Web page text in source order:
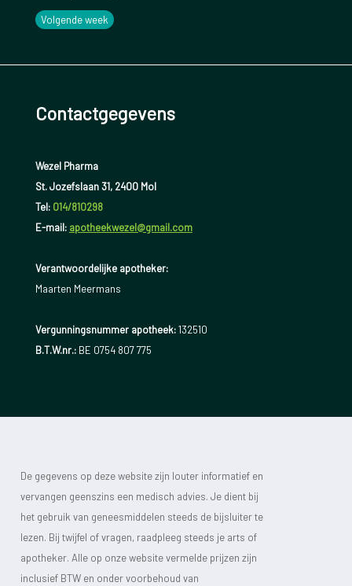
Volgende week
Contactgegevens
Wezel Pharma
St. Jozefslaan 31, 2400 Mol
Tel: 014/810298
E-mail: apotheekwezel@gmail.com
Verantwoordelijke apotheker:
Maarten Meermans
Vergunningsnummer apotheek:132510
B.T.W.nr.:BE 0754 807 775
De gegevens op deze website zijn louter informatief en
vervangen geenszins een medisch advies. Je dient bij
het gebruik van geneesmiddelen steeds de bijsluiter te
lezen. Bij twijfel of vragen, raadpleeg steeds je arts of
apotheker. Alle op onze website vermelde prijzen zijn
inclusief BTW en onder voorbehoud van